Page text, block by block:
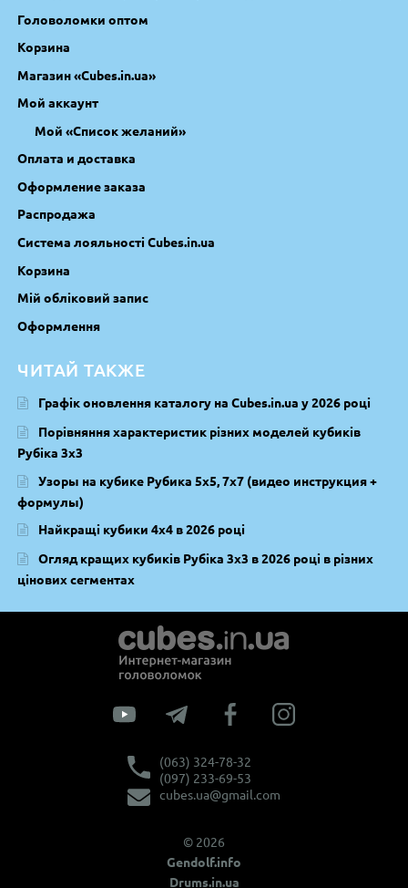
Головоломки оптом
Корзина
Магазин «Cubes.in.ua»
Мой аккаунт
Мой «Список желаний»
Оплата и доставка
Оформление заказа
Распродажа
Система лояльності Cubes.in.ua
Корзина
Мій обліковий запис
Оформлення
ЧИТАЙ ТАКЖЕ
Графік оновлення каталогу на Cubes.in.ua у 2026 році
Порівняння характеристик різних моделей кубиків
Рубіка 3х3
Узоры на кубике Рубика 5х5, 7х7 (видео инструкция +
формулы)
Найкращі кубики 4х4 в 2026 році
Огляд кращих кубиків Рубіка 3х3 в 2026 році в різних
цінових сегментах
(063) 324-78-32
(097) 233-69-53
cubes.ua@gmail.com
© 2026
Gendolf.info
Drums.in.ua